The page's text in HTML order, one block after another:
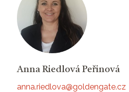
Anna Riedlová Peřinová
anna.riedlova@goldengate.cz